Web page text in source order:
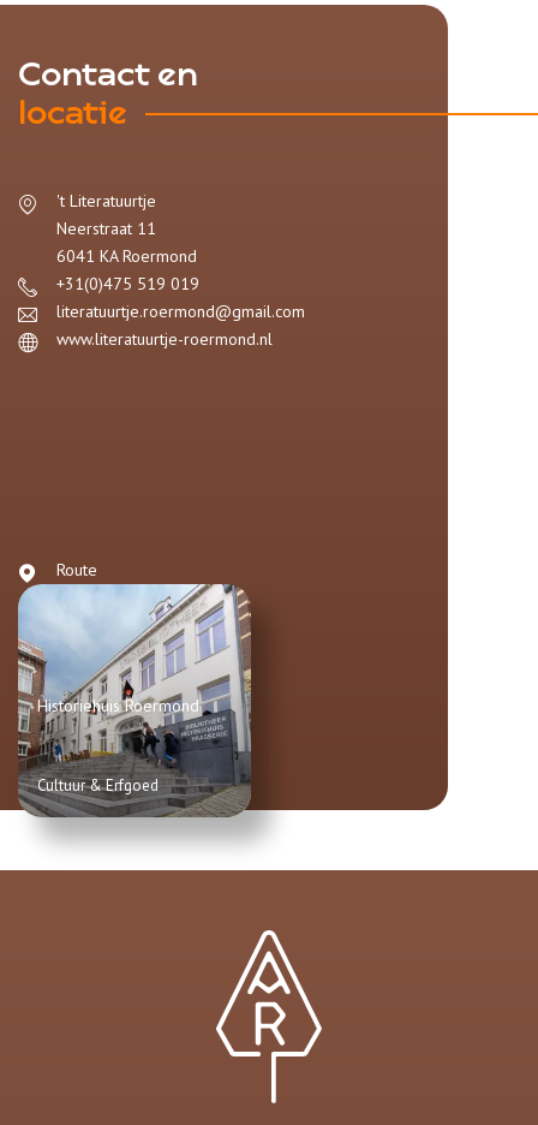
Contact en
locatie
't Literatuurtje
Neerstraat 11
6041 KA Roermond
+31(0)475 519 019
literatuurtje.roermond@gmail.com
www.literatuurtje-roermond.nl
Route
Historiehuis Roermond
Cultuur & Erfgoed